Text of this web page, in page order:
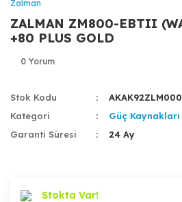
Zalman
ZALMAN ZM800-EBTII
+80 PLUS GOLD
0 Yorum
Stok Kodu
Kategori
Güç Kaynakları
Garanti Süresi
24 Ay
Stokta Var!